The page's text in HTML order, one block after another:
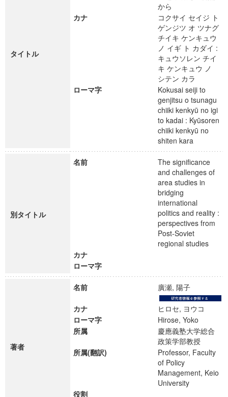
タイトル
から
カナ
コクサイ セイジ ト
ゲンジツ オ ツナグ
チイキ ケンキュウ
ノ イギ ト カダイ :
キュウソレン チイ
キ ケンキュウ ノ
シテン カラ
ローマ字
Kokusai seiji to
genjitsu o tsunagu
chiiki kenkyū no igi
to kadai : Kyūsoren
chiiki kenkyū no
shiten kara
別タイトル
名前
The significance
and challenges of
area studies in
bridging
international
politics and reality :
perspectives from
Post-Soviet
regional studies
カナ
ローマ字
著者
名前 廣瀬, 陽子
カナ
ヒロセ, ヨウコ
ローマ字
Hirose, Yoko
所属
慶應義塾大学総合
政策学部教授
所属(翻訳)
Professor, Faculty
of Policy
Management, Keio
University
役割